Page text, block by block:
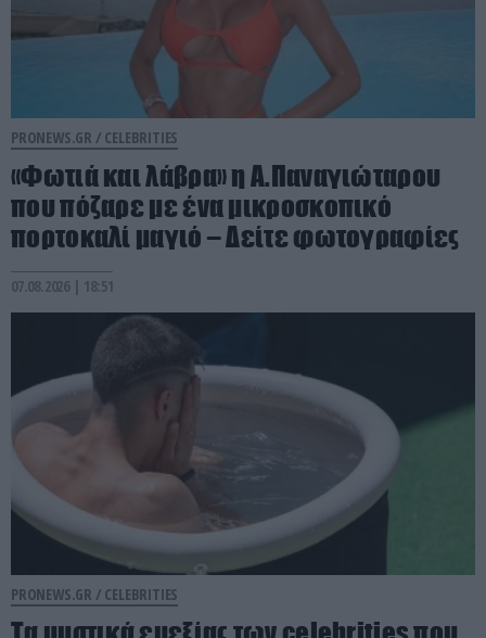
PRONEWS.GR / CELEBRITIES
«Φωτιά και λάβρα» η Α.Παναγιώταρου
που πόζαρε με ένα μικροσκοπικό
πορτοκαλί μαγιό – Δείτε φωτογραφίες
07.08.2026 | 18:51
PRONEWS.GR / CELEBRITIES